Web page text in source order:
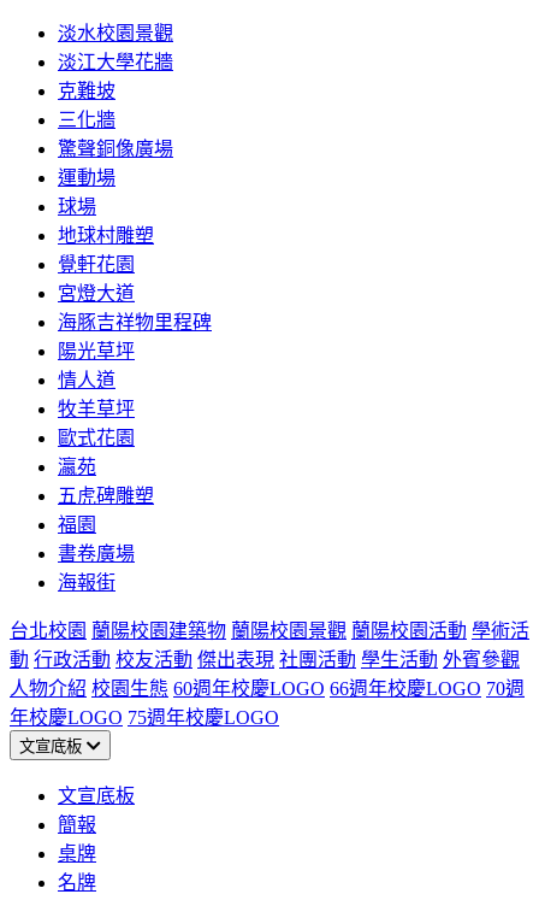
淡水校園景觀
淡江大學花牆
克難坡
三化牆
驚聲銅像廣場
運動場
球場
地球村雕塑
覺軒花園
宮燈大道
海豚吉祥物里程碑
陽光草坪
情人道
牧羊草坪
歐式花園
瀛苑
五虎碑雕塑
福園
書卷廣場
海報街
台北校園 蘭陽校園建築物 蘭陽校園景觀 蘭陽校園活動 學術活
動 行政活動 校友活動 傑出表現 社團活動 學生活動 外賓參觀
人物介紹 校園生態 60週年校慶LOGO 66週年校慶LOGO 70週
年校慶LOGO 75週年校慶LOGO
文宣底板
文宣底板
簡報
桌牌
名牌